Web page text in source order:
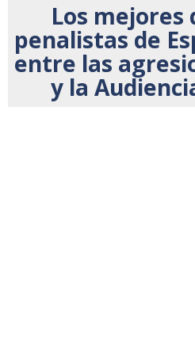
Los mejores
penalistas de
entre las
y la